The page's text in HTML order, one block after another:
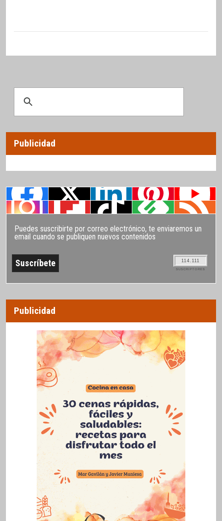
Publicidad
Puedes suscribirte por correo electrónico, te enviaremos un
email cuando se publiquen nuevos contenidos
114.111
SUSCRIPTORES
Publicidad